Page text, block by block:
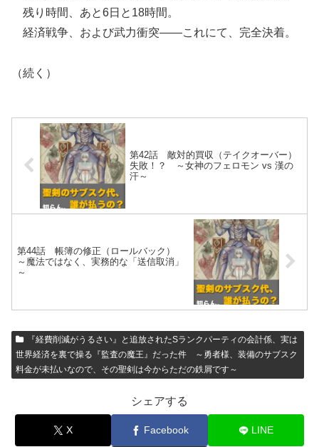
残り時間、あと6日と18時間。
経済戦争、および武力衝突――これにて、完全決着。
（続く）
第42話 敵対的買収（テイクオーバー）
失敗！？ ～女神のフェロモン vs 漢の
汗～
第44話 帳簿の修正（ロールバック）
～魔法ではなく、実務的な「送信取消」
～
『経費削減がうるさい』と追放されたSランクパーティの会計係、実は
世界経済を裏で操る『監査の魔王』だった件 ～勇者様、装備のサブスク
料金が未払いなので、その聖剣は今からただの鉄屑です～
シェアする
X Facebook LINE